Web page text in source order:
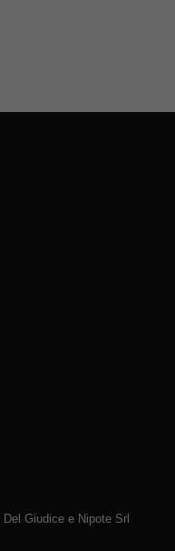
Giudice e Nipote Srl